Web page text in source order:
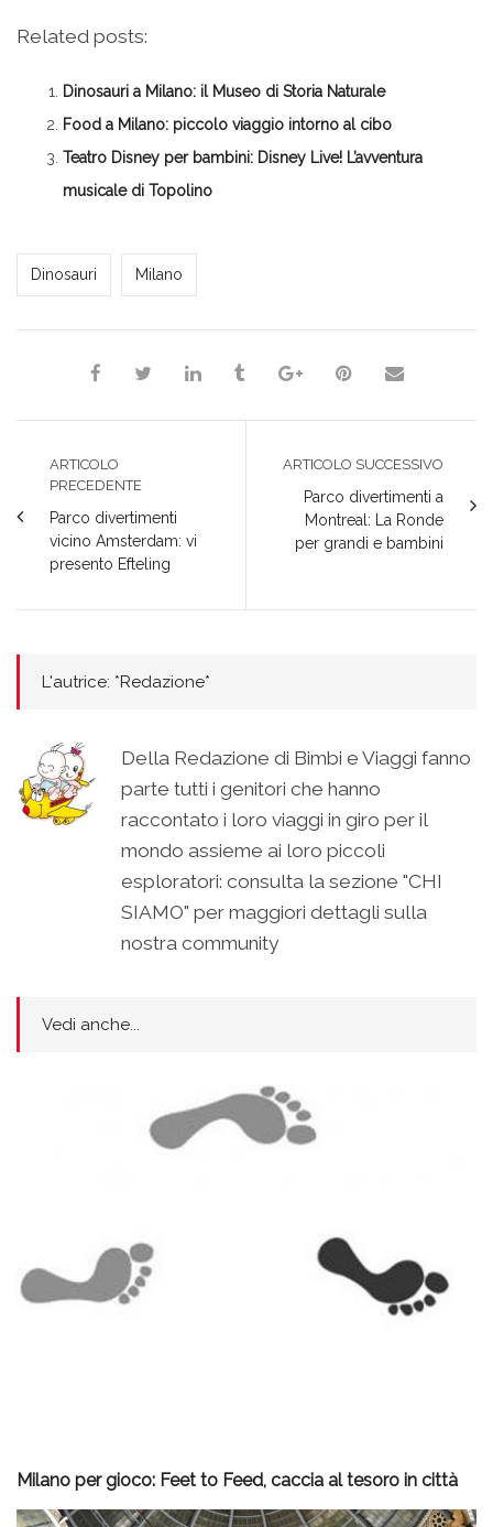
su
Facebook
in
una
finestra)
condividere
su
apre
in
nuova
finestra)
apre
in
nuova
finestra)
apre
in
nuova
finestra)
una
nuova
Related posts:
Dinosauri a Milano: il Museo di Storia Naturale
Food a Milano: piccolo viaggio intorno al cibo
Teatro Disney per bambini: Disney Live! L’avventura
musicale di Topolino
*Redazione*
Dinosauri
Milano
ARTICOLO
PRECEDENTE
Parco divertimenti
vicino Amsterdam: vi
presento Efteling
ARTICOLO SUCCESSIVO
Parco divertimenti a
Montreal: La Ronde
per grandi e bambini
L'autrice: *Redazione*
Della Redazione di Bimbi e Viaggi fanno
parte tutti i genitori che hanno
raccontato i loro viaggi in giro per il
mondo assieme ai loro piccoli
esploratori: consulta la sezione "CHI
SIAMO" per maggiori dettagli sulla
nostra community
Vedi anche...
Milano per gioco: Feet to Feed, caccia al tesoro in città